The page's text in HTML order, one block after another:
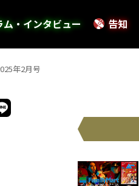
ム・インタビュー 告知
年2月号